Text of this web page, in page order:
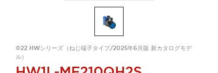
Φ22 HWシリーズ（ねじ端子タイプ/2025年6月版 新カタログモデ
ル）